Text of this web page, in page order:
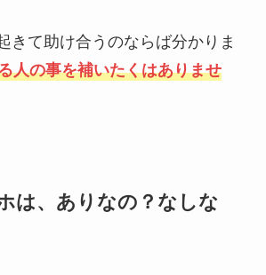
きて助け合うのならば分かりま
人の事を補いたくはありませ
は、ありなの？なしな